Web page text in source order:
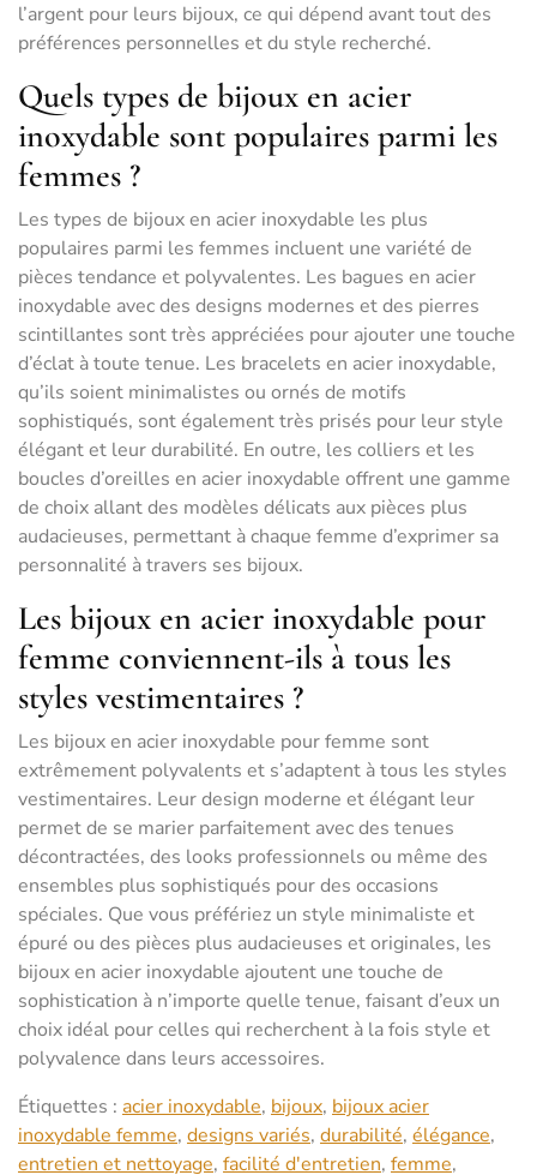
l’argent pour leurs bijoux, ce qui dépend avant tout des
préférences personnelles et du style recherché.
Quels types de bijoux en acier
inoxydable sont populaires parmi les
femmes ?
Les types de bijoux en acier inoxydable les plus
populaires parmi les femmes incluent une variété de
pièces tendance et polyvalentes. Les bagues en acier
inoxydable avec des designs modernes et des pierres
scintillantes sont très appréciées pour ajouter une touche
d’éclat à toute tenue. Les bracelets en acier inoxydable,
qu’ils soient minimalistes ou ornés de motifs
sophistiqués, sont également très prisés pour leur style
élégant et leur durabilité. En outre, les colliers et les
boucles d’oreilles en acier inoxydable offrent une gamme
de choix allant des modèles délicats aux pièces plus
audacieuses, permettant à chaque femme d’exprimer sa
personnalité à travers ses bijoux.
Les bijoux en acier inoxydable pour
femme conviennent-ils à tous les
styles vestimentaires ?
Les bijoux en acier inoxydable pour femme sont
extrêmement polyvalents et s’adaptent à tous les styles
vestimentaires. Leur design moderne et élégant leur
permet de se marier parfaitement avec des tenues
décontractées, des looks professionnels ou même des
ensembles plus sophistiqués pour des occasions
spéciales. Que vous préfériez un style minimaliste et
épuré ou des pièces plus audacieuses et originales, les
bijoux en acier inoxydable ajoutent une touche de
sophistication à n’importe quelle tenue, faisant d’eux un
choix idéal pour celles qui recherchent à la fois style et
polyvalence dans leurs accessoires.
Étiquettes : acier inoxydable, bijoux, bijoux acier
inoxydable femme, designs variés, durabilité, élégance,
entretien et nettoyage, facilité d'entretien, femme,